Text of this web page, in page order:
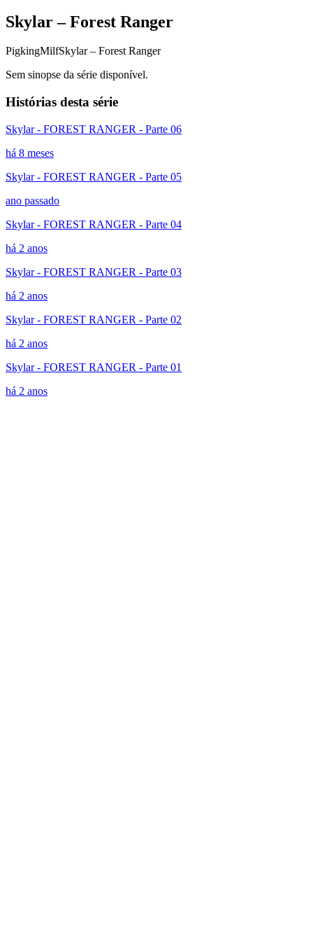
Skylar – Forest Ranger
PigkingMilfSkylar – Forest Ranger
Sem sinopse da série disponível.
Histórias desta série
Skylar - FOREST RANGER - Parte 06
há 8 meses
Skylar - FOREST RANGER - Parte 05
ano passado
Skylar - FOREST RANGER - Parte 04
há 2 anos
Skylar - FOREST RANGER - Parte 03
há 2 anos
Skylar - FOREST RANGER - Parte 02
há 2 anos
Skylar - FOREST RANGER - Parte 01
há 2 anos